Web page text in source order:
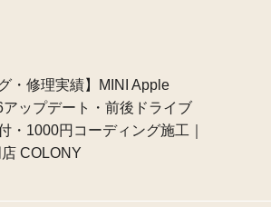
・修理実績】MINI Apple
ップデート・前後ドライブ
・1000円コーディング施工｜
COLONY